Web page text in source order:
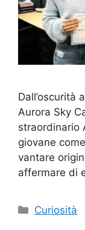
Dall’oscurità
Aurora Sky
straordinario
giovane
vantare
affermare di
Categorie
Curiosità